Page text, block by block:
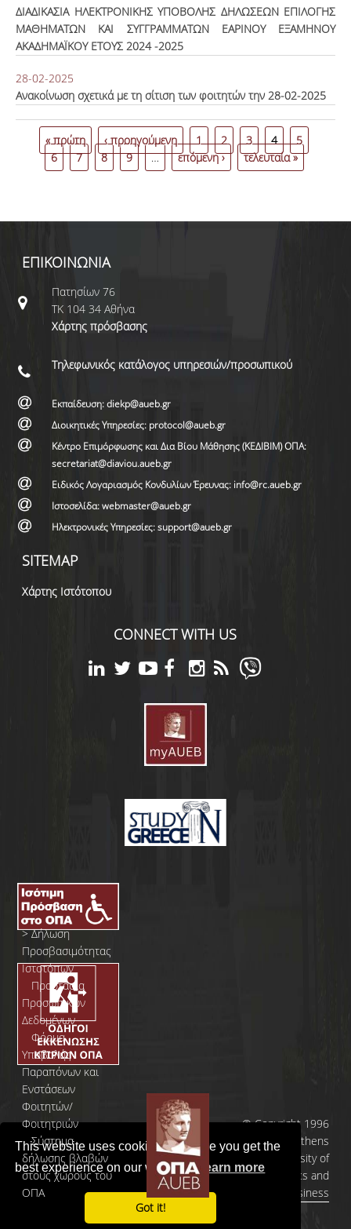
This website uses cookies to ensure you get the
best experience on our website.Learn more
Got it!
ΔΙΑΔΙΚΑΣΙΑ ΗΛΕΚΤΡΟΝΙΚΗΣ ΥΠΟΒΟΛΗΣ ΔΗΛΩΣΕΩΝ ΕΠΙΛΟΓΗΣ
ΜΑΘΗΜΑΤΩΝ ΚΑΙ ΣΥΓΓΡΑΜΜΑΤΩΝ ΕΑΡΙΝΟΥ ΕΞΑΜΗΝΟΥ
ΑΚΑΔΗΜΑΪΚΟΥ ΕΤΟΥΣ 2024 -2025
28-02-2025
Ανακοίνωση σχετικά με τη σίτιση των φοιτητών την 28-02-2025
Σελίδες
« πρώτη ‹ προηγούμενη 1 2 3 4
5
6
7 8 9 … επόμενη › τελευταία »
ΕΠΙΚΟΙΝΩΝΙΑ
Πατησίων 76
ΤΚ 104 34 Αθήνα
Χάρτης πρόσβασης
Τηλεφωνικός κατάλογος υπηρεσιών/προσωπικού
Εκπαίδευση: diekp@aueb.gr
Διοικητικές Υπηρεσίες: protocol@aueb.gr
Κέντρο Επιμόρφωσης και Δια Βίου Μάθησης (ΚΕΔΙΒΙΜ) ΟΠΑ:
secretariat@diaviou.aueb.gr
Ειδικός Λογαριασμός Κονδυλίων Έρευνας: info@rc.aueb.gr
Ιστοσελίδα: webmaster@aueb.gr
Ηλεκτρονικές Υπηρεσίες: support@aueb.gr
SITEMAP
Χάρτης Ιστότοπου
CONNECT WITH US
>Δήλωση
Προσβασιμότητας
Ιστοτόπων
Προστασία
Προσωπικών
Δεδομένων
Φόρμα
Yποβολής
Παραπόνων και
Ενστάσεων
Φοιτητών/
Φοιτητριών
>Σύστημα
δήλωσης βλαβών
στους χώρους του
ΟΠΑ
© Copyright 1996
- 2026 | Athens
University of
Economics and
Business